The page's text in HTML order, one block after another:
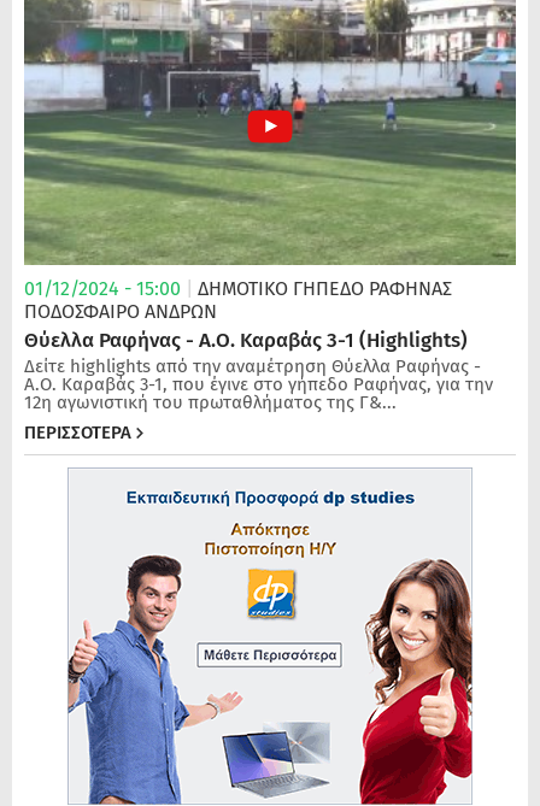
01/12/2024 - 15:00
ΔΗΜΟΤΙΚΟ ΓΗΠΕΔΟ ΡΑΦΗΝΑΣ
ΠΟΔΌΣΦΑΙΡΟ ΑΝΔΡΏΝ
Θύελλα Ραφήνας - Α.Ο. Καραβάς 3-1 (Highlights)
Δείτε highlights από την αναμέτρηση Θύελλα Ραφήνας -
Α.Ο. Καραβάς 3-1, που έγινε στο γήπεδο Ραφήνας, για την
12η αγωνιστική του πρωταθλήματος της Γ&...
ΠΕΡΙΣΣΟΤΕΡΑ